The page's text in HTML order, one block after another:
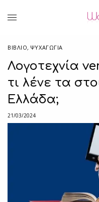
ΒΙΒΛΊΟ, ΨΥΧΑΓΩΓΙΑ
Λογοτεχνία
τι λένε τα
Ελλάδα;
21/03/2024